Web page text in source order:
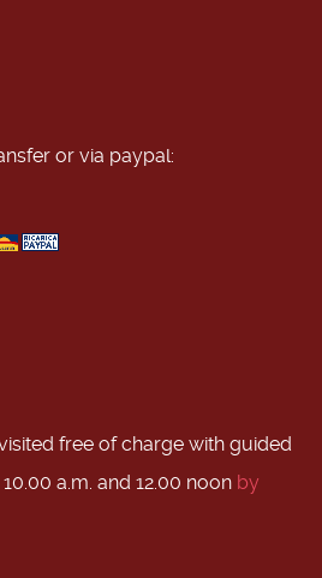
or via paypal:
free of charge with guided
a.m. and 12.00 noon by